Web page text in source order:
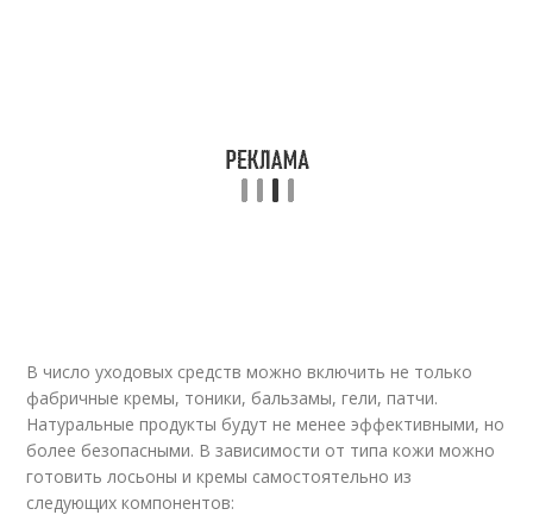
В число уходовых средств можно включить не только
фабричные кремы, тоники, бальзамы, гели, патчи.
Натуральные продукты будут не менее эффективными, но
более безопасными. В зависимости от типа кожи можно
готовить лосьоны и кремы самостоятельно из
следующих компонентов: